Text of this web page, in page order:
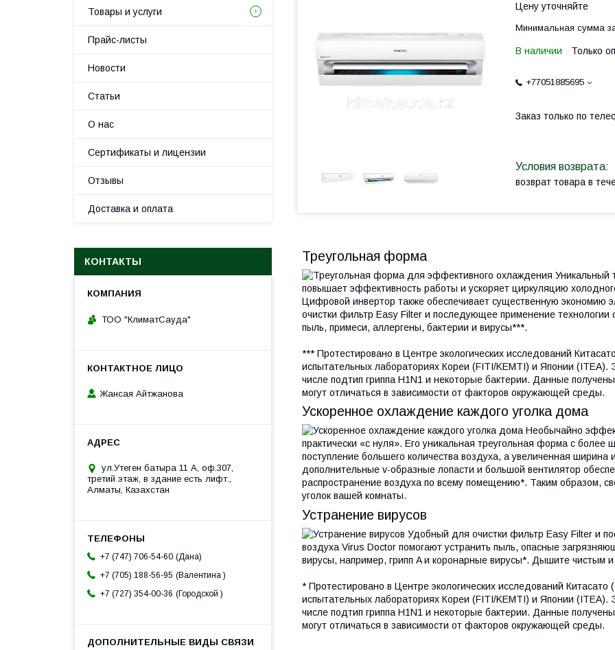
Цену уточняйте
Минимальная сумма
В наличии Только
+77051885695
Заказ только по
возврат товара в
Треугольная форма
Уникальный
повышает эффективность работы и ускоряет циркуляцию
Цифровой инвертор также обеспечивает существенную экономию
очистки фильтр Easy Filter и последующее применение технологии
пыль, примеси, аллергены, бактерии и вирусы***.
*** Протестировано в Центре экологических исследований
испытательных лабораториях Кореи (FITI/KEMTI) и Японии (ITEA).
числе подтип гриппа H1N1 и некоторые бактерии. Данные
могут отличаться в зависимости от факторов окружающей среды.
Ускоренное охлаждение каждого уголка дома
Необычайно
практически «с нуля». Его уникальная треугольная форма с более
поступление большего количества воздуха, а увеличенная ширина
дополнительные v-образные лопасти и большой вентилятор
распространение воздуха по всему помещению*. Таким образом,
уголок вашей комнаты.
Устранение вирусов
Удобный для очистки фильтр Easy Filter и
воздуха Virus Doctor помогают устранить пыль, опасные
вирусы, например, грипп A и коронарные вирусы*. Дышите чистым
* Протестировано в Центре экологических исследований
испытательных лабораториях Кореи (FITI/KEMTI) и Японии (ITEA).
числе подтип гриппа H1N1 и некоторые бактерии. Данные
могут отличаться в зависимости от факторов окружающей среды.
Товары и услуги
Прайс-листы
Новости
Статьи
О нас
Сертификаты и лицензии
Отзывы
Доставка и оплата
КОНТАКТЫ
ТОО "КлиматСауда"
Жансая Айтжанова
ул.Утеген батыра 11 А, оф.307,
третий этаж, в здание есть лифт.,
Алматы, Казахстан
+7 (747) 706-54-60 Дана
+7 (705) 188-56-95
Валентина
+7 (727) 354-00-36
Городской